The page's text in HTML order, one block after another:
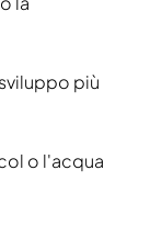
più
o l'acqua